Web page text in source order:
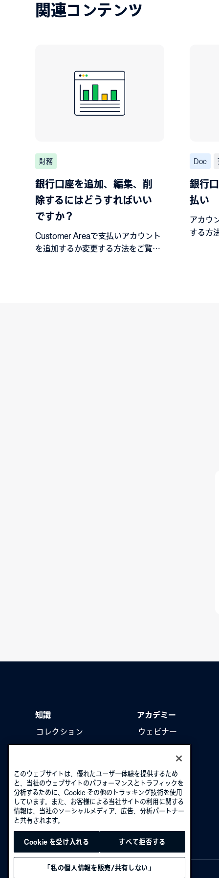
関連コンテンツ
財務
銀行口座を追加、編集、削
除するにはどうすればいい
ですか？
Customer Areaで支払いアカウント
を追加するか変更する方法をご覧く
Doc
銀行
払い
アカウ
する方
知識
コレクション
アカデミー
ウェビナー
このウェブサイトは、優れたユーザー体験を提供するため
と、当社のウェブサイトのパフォーマンスとトラフィックを
分析するために、Cookie その他のトラッキング技術を使用
しています。また、お客様による当社サイトの利用に関する
情報は、当社のソーシャルメディア、広告、分析パートナー
と共有されます。
Cookie を受け入れる すべて拒否する
「私の個人情報を販売/共有しない」